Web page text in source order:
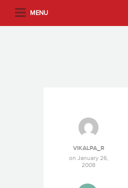
MENU
VIKALPA_R
on January 26,
2008